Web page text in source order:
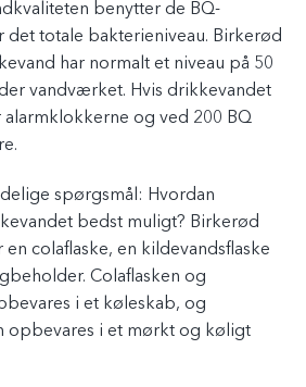
benytter de BQ-
det totale bakterieniveau. Birkerød
har normalt et niveau på 50
vandværket. Hvis drikkevandet
alarmklokkerne og ved 200 BQ
spørgsmål: Hvordan
bedst muligt? Birkerød
en colaflaske, en kildevandsflaske
Colaflasken og
i et køleskab, og
opbevares i et mørkt og køligt